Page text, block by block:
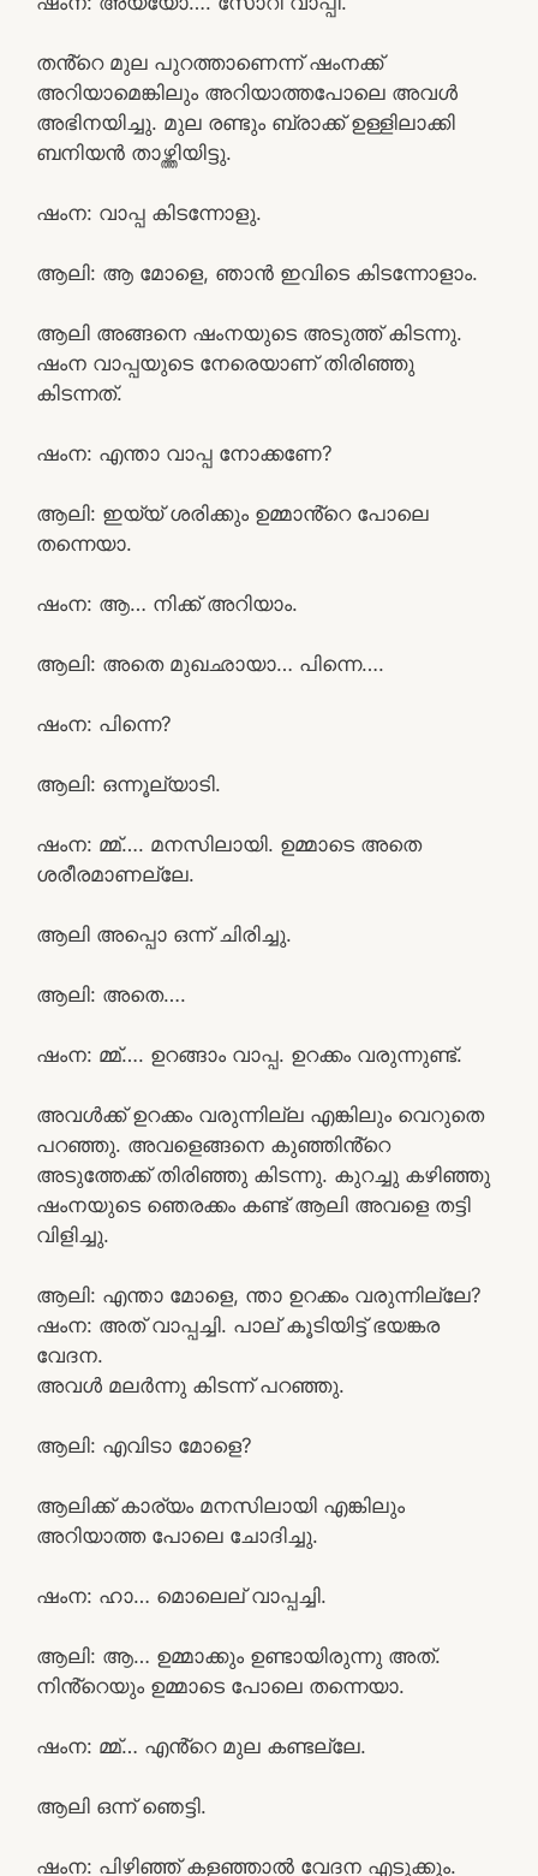
തൻ്റെ മുല പുറത്താണെന്ന് ഷംനക്ക്
അറിയാമെങ്കിലും അറിയാത്തപോലെ അവൾ
അഭിനയിച്ചു. മുല രണ്ടും ബ്രാക്ക് ഉള്ളിലാക്കി
ബനിയൻ താഴ്ത്തിയിട്ടു.
ഷംന: വാപ്പ കിടന്നോളു.
ആലി: ആ മോളെ, ഞാൻ ഇവിടെ കിടന്നോളാം.
ആലി അങ്ങനെ ഷംനയുടെ അടുത്ത് കിടന്നു.
ഷംന വാപ്പയുടെ നേരെയാണ് തിരിഞ്ഞു
കിടന്നത്.
ഷംന: എന്താ വാപ്പ നോക്കണേ?
ആലി: ഇയ്യ് ശരിക്കും ഉമ്മാൻ്റെ പോലെ
തന്നെയാ.
ഷംന: ആ… നിക്ക് അറിയാം.
ആലി: അതെ മുഖഛായാ… പിന്നെ….
ഷംന: പിന്നെ?
ആലി: ഒന്നൂല്യാടി.
ഷംന: മ്മ്…. മനസിലായി. ഉമ്മാടെ അതെ
ശരീരമാണല്ലേ.
ആലി അപ്പൊ ഒന്ന് ചിരിച്ചു.
ആലി: അതെ….
ഷംന: മ്മ്…. ഉറങ്ങാം വാപ്പ. ഉറക്കം വരുന്നുണ്ട്.
അവൾക്ക് ഉറക്കം വരുന്നില്ല എങ്കിലും വെറുതെ
പറഞ്ഞു. അവളെങ്ങനെ കുഞ്ഞിൻ്റെ
അടുത്തേക്ക് തിരിഞ്ഞു കിടന്നു. കുറച്ചു കഴിഞ്ഞു
ഷംനയുടെ ഞെരക്കം കണ്ട് ആലി അവളെ തട്ടി
വിളിച്ചു.
ആലി: എന്താ മോളെ, ന്താ ഉറക്കം വരുന്നില്ലേ?
ഷംന: അത് വാപ്പച്ചി. പാല് കൂടിയിട്ട് ഭയങ്കര
വേദന.
അവൾ മലർന്നു കിടന്ന് പറഞ്ഞു.
ആലി: എവിടാ മോളെ?
ആലിക്ക് കാര്യം മനസിലായി എങ്കിലും
അറിയാത്ത പോലെ ചോദിച്ചു.
ഷംന: ഹാ… മൊലെല് വാപ്പച്ചി.
ആലി: ആ… ഉമ്മാക്കും ഉണ്ടായിരുന്നു അത്.
നിൻ്റെയും ഉമ്മാടെ പോലെ തന്നെയാ.
ഷംന: മ്മ്… എൻ്റെ മുല കണ്ടല്ലേ.
ആലി ഒന്ന് ഞെട്ടി.
ഷംന: പിഴിഞ്ഞ് കളഞ്ഞാൽ വേദന എടുക്കും.